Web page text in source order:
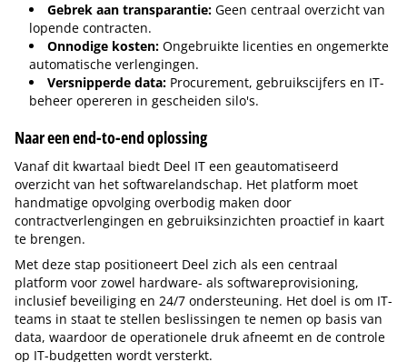
Gebrek aan transparantie: Geen centraal overzicht van
lopende contracten.
Onnodige kosten: Ongebruikte licenties en ongemerkte
automatische verlengingen.
Versnipperde data: Procurement, gebruikscijfers en IT-
beheer opereren in gescheiden silo's.
Naar een end-to-end oplossing
Vanaf dit kwartaal biedt Deel IT een geautomatiseerd
overzicht van het softwarelandschap. Het platform moet
handmatige opvolging overbodig maken door
contractverlengingen en gebruiksinzichten proactief in kaart
te brengen.
Met deze stap positioneert Deel zich als een centraal
platform voor zowel hardware- als softwareprovisioning,
inclusief beveiliging en 24/7 ondersteuning. Het doel is om IT-
teams in staat te stellen beslissingen te nemen op basis van
data, waardoor de operationele druk afneemt en de controle
op IT-budgetten wordt versterkt.